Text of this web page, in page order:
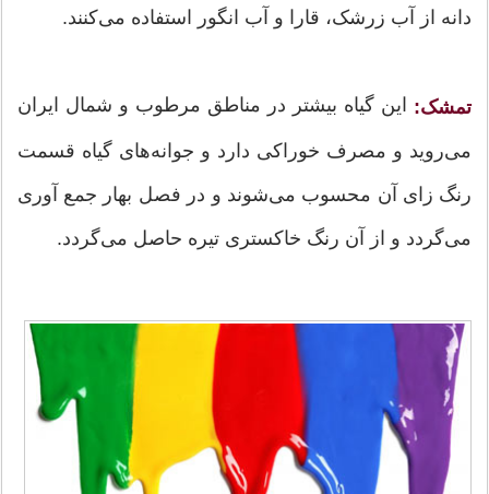
دانه از آب زرشک، قارا و آب انگور استفاده می‌کنند.
تمشک: این گیاه بیشتر در مناطق مرطوب و شمال ایران
می‌روید و مصرف خوراکی دارد و جوانه‌های گیاه قسمت
رنگ زای آن محسوب می‌شوند و در فصل بهار جمع آوری
می‌گردد و از آن رنگ خاکستری تیره حاصل می‌گردد.